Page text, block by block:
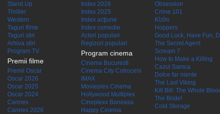
Stand Up
Thriller
Western
Taguri filme
Taguri stiri
Arhiva stiri
Program TV
Premii filme
Premii Oscar
Oscar 2026
Oscar 2025
Oscar 2024
Cannes
Cannes 2026
Index 2026
Index 2025
Index acţiune
Index comedie
Actori populari
Regizori populari
Program cinema
Cinema Bucuresti
Cinema City Cotroceni
IMAX
Movieplex Cinema
Hollywood Multiplex
Cineplexx Baneasa
Happy Cinema
Obsession
Crime 101
Kîzîm
Hoppers
Good Luck, Have Fun,
The Secret Agent
Scream 7
How to Make a Killing
Cazul Samca
Dolce far niente
The Last Viking
Kill Bill: The Whole
The Bride!
Cold Storage